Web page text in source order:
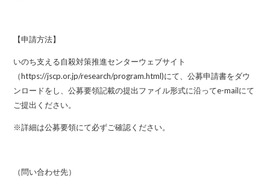
【申請方法】
いのち支える自殺対策推進センターウェブサイト
（https://jscp.or.jp/research/program.html)にて、公募申請書をダウ
ンロードをし、公募要領記載の提出ファイル形式に沿ってe-mailにて
ご提出ください。
※詳細は公募要領にて必ずご確認ください。
（問い合わせ先）